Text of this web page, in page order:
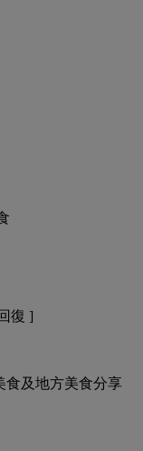
復 ]
食及地方美食分享